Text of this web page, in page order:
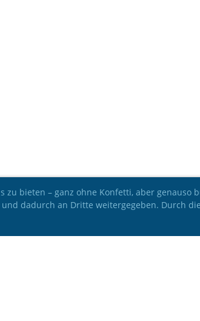
zu bieten – ganz ohne Konfetti, aber genauso
dadurch an Dritte weitergegeben. Durch